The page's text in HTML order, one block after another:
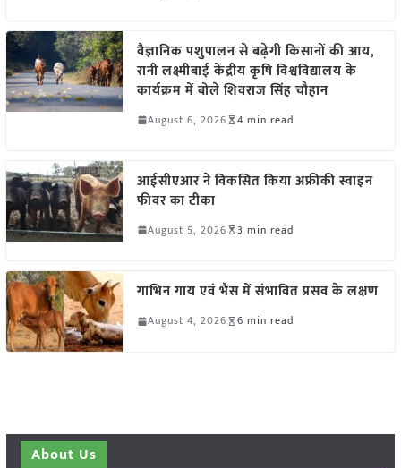
वैज्ञानिक पशुपालन से बढ़ेगी किसानों की आय,
रानी लक्ष्मीबाई केंद्रीय कृषि विश्वविद्यालय के
कार्यक्रम में बोले शिवराज सिंह चौहान
August 6, 2026 4 min read
आईसीएआर ने विकसित किया अफ्रीकी स्वाइन
फीवर का टीका
August 5, 2026 3 min read
गाभिन गाय एवं भैंस में संभावित प्रसव के लक्षण
August 4, 2026 6 min read
About Us